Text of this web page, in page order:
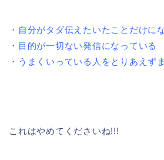
・自分がタダ伝えたいたことだけに
・目的が一切ない発信になっている
・うまくいっている人をとりあえず
これはやめてくださいね!!!